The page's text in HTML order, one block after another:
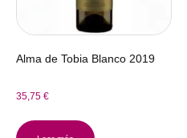
Alma de Tobia Blanco 2019
35,75 €